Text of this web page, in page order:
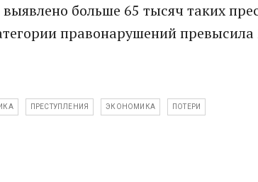
больше 65 тысяч таких
правонарушений
ПРЕСТУПЛЕНИЯ ЭКОНОМИКА ПОТЕРИ